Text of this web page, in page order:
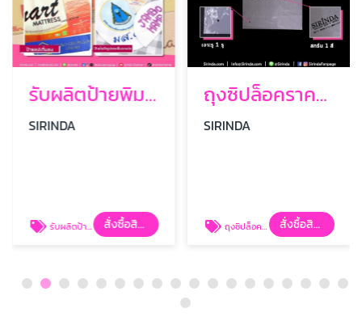
รับผลิตป้ายพิมพ์ซาตินดิจิตอล
SIRINDA
รับผลิตป้ายพิมพ์ซาตินดิจิตอล สั่งซื้อสินค้า
ถุงซิปล็อคราคาส่ง
SIRINDA
ถุงซิปล็อคราคาส่ง สั่งซื้อสินค้า